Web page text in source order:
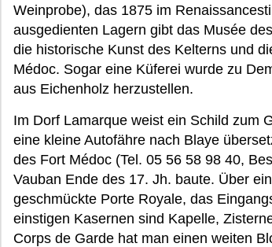
Weinprobe), das 1875 im
ausgedienten Lagern gibt das Musée
die historische Kunst des Kelterns und
Médoc. Sogar eine Küferei wurde zu
aus Eichenholz herzustellen.
Im Dorf Lamarque weist ein Schild zum
eine kleine Autofähre nach Blaye
des Fort Médoc (Tel. 05 56 58 98 40,
Vauban Ende des 17. Jh. baute. Über
geschmückte Porte Royale, das
einstigen Kasernen sind Kapelle,
Corps de Garde hat man einen weiten